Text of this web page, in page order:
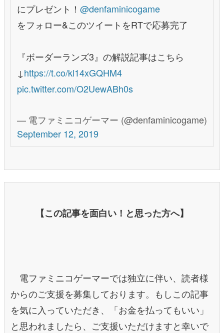
にプレゼント！ @denfaminicogame
をフォロー&このツイートをRTで応募完了
『ボーダーランズ3』の解説記事はこちら
↓ https://t.co/kl14xGQHM4
pic.twitter.com/O2UewABh0s
— 電ファミニコゲーマー (@denfaminicogame)
September 12, 2019
【この記事を面白い！と思った方へ】
電ファミニコゲーマーでは独立に伴い、読者様
からのご支援を募集しております。もしこの記事
を気に入っていただき、「お金を払ってもいい」
と思われましたら、ご支援いただけますと幸いで